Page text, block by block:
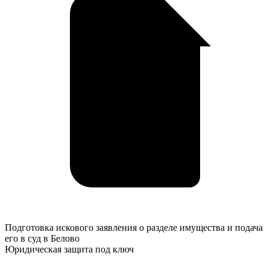
Подготовка
искового
заявления
Подготовка искового заявления о разделе имущества и подача
его в суд в Белово
Юридическая защита под ключ